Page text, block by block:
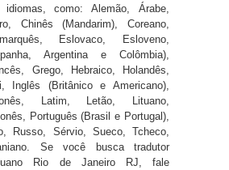
como: Alemão, Árabe,
Chinês (Mandarim), Coreano,
Eslovaco, Esloveno,
Argentina e Colômbia),
Grego, Hebraico, Holandês,
Inglês (Britânico e Americano),
Latim, Letão, Lituano,
Português (Brasil e Portugal),
Russo, Sérvio, Sueco, Tcheco,
Se você busca tradutor
Rio de Janeiro RJ, fale